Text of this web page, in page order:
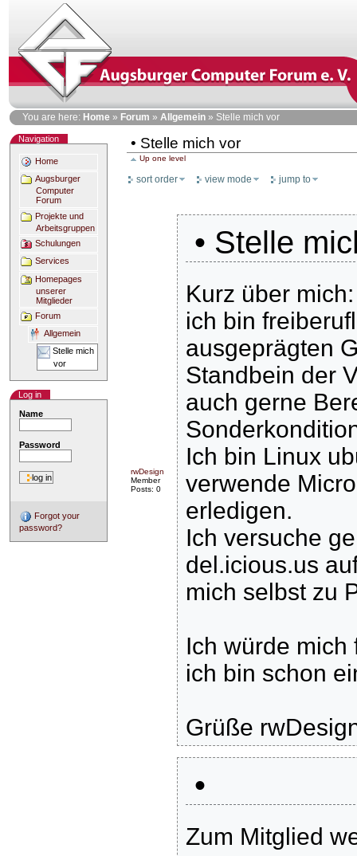
Personal
tools
You are here: Home » Forum » Allgemein » Stelle mich vor
Navigation
Home
Augsburger
Computer
Forum
Projekte und
Arbeitsgruppen
Schulungen
Services
Homepages
unserer
Mitglieder
Forum
Allgemein
Stelle mich
vor
Log in
Name
Password
Forgot your
password?
• Stelle mich vor
Up one level
sort order view mode jump to
rwDesign
Member
Posts: 0
• Stelle
Kurz über
ich bin
ausgeprägten
Standbein der
auch gerne
Ich bin Linux
verwende
erledigen.
Ich versuche
del.icious.us
mich selbst zu
Ich würde
ich bin schon
Grüße
•
Zum Mitglied